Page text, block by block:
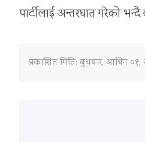
पार्टीलाई अन्तरघात गरेको
प्रकाशित मिति: बुधबार, आश्विन